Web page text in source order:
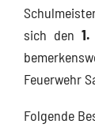
sich den
Feuerwehr
Folgende